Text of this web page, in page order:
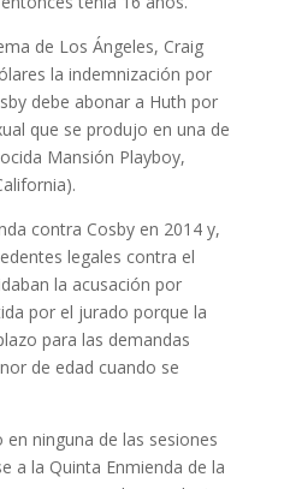
de Los Ángeles, Craig
la indemnización por
debe abonar a Huth por
que se produjo en una de
Mansión Playboy,
contra Cosby en 2014 y,
legales contra el
la acusación por
por el jurado porque la
para las demandas
de edad cuando se
ninguna de las sesiones
a la Quinta Enmienda de la